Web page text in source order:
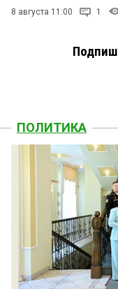
8 августа 11:00 1
ПОЛИТИКА